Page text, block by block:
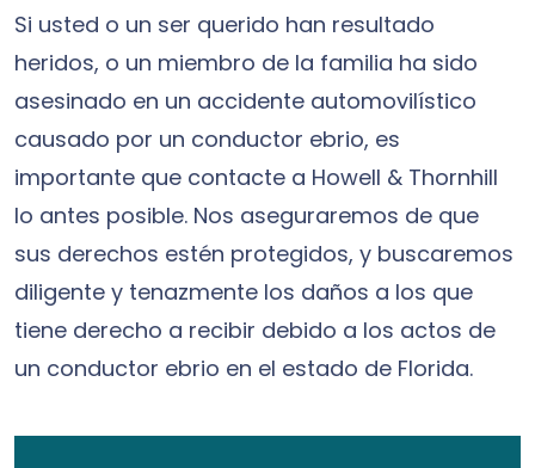
Si usted o un ser querido han resultado
heridos, o un miembro de la familia ha sido
asesinado en un accidente automovilístico
causado por un conductor ebrio, es
importante que contacte a Howell & Thornhill
lo antes posible. Nos aseguraremos de que
sus derechos estén protegidos, y buscaremos
diligente y tenazmente los daños a los que
tiene derecho a recibir debido a los actos de
un conductor ebrio en el estado de Florida.